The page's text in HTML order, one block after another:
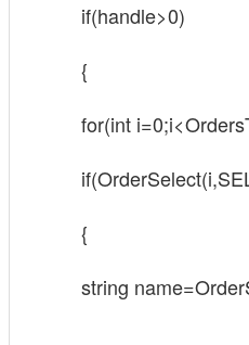
if(handle>0)
{
for(int
{
string